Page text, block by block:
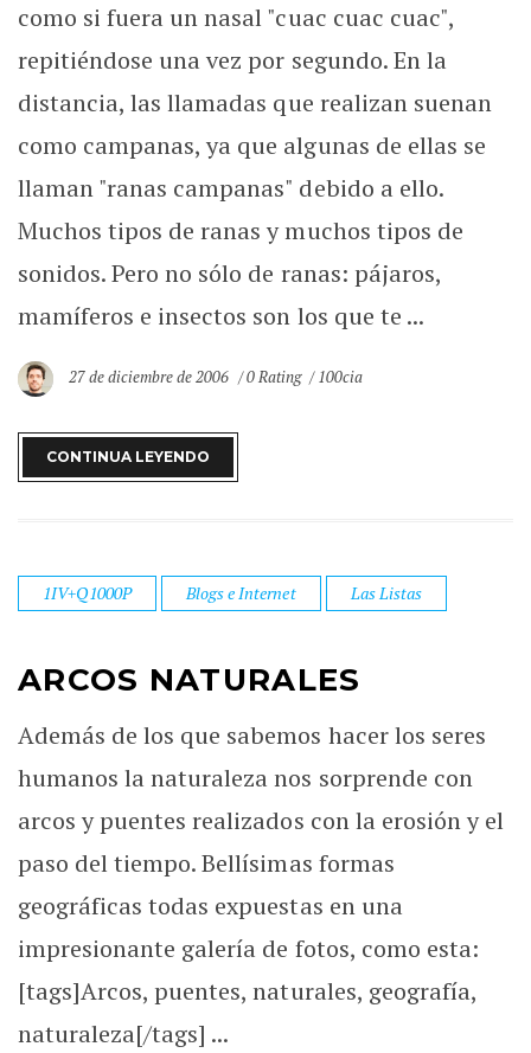
como si fuera un nasal "cuac cuac cuac",
repitiéndose una vez por segundo. En la
distancia, las llamadas que realizan suenan
como campanas, ya que algunas de ellas se
llaman "ranas campanas" debido a ello.
Muchos tipos de ranas y muchos tipos de
sonidos. Pero no sólo de ranas: pájaros,
mamíferos e insectos son los que te ...
27 de diciembre de 2006 0 Rating 100cia
CONTINUA LEYENDO
1IV+Q1000P Blogs e Internet Las Listas
ARCOS NATURALES
Además de los que sabemos hacer los seres
humanos la naturaleza nos sorprende con
arcos y puentes realizados con la erosión y el
paso del tiempo. Bellísimas formas
geográficas todas expuestas en una
impresionante galería de fotos, como esta:
[tags]Arcos, puentes, naturales, geografía,
naturaleza[/tags] ...